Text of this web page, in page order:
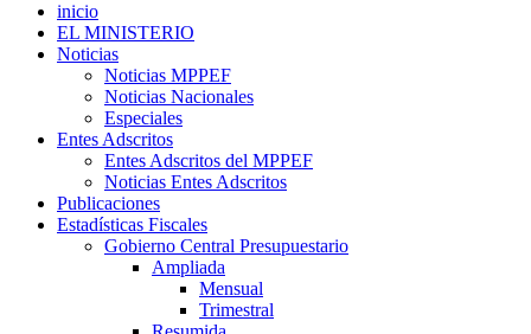
inicio
EL MINISTERIO
Noticias
Noticias MPPEF
Noticias Nacionales
Especiales
Entes Adscritos
Entes Adscritos del MPPEF
Noticias Entes Adscritos
Publicaciones
Estadísticas Fiscales
Gobierno Central Presupuestario
Ampliada
Mensual
Trimestral